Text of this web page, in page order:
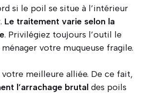
si le poil se situe à l’intérieur
Le traitement varie selon la
. Privilégiez toujours l’outil le
votre muqueuse fragile.
meilleure alliée. De ce fait,
l’arrachage brutal des poils